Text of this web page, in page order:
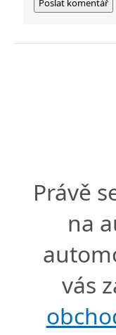
Právě
na
vás